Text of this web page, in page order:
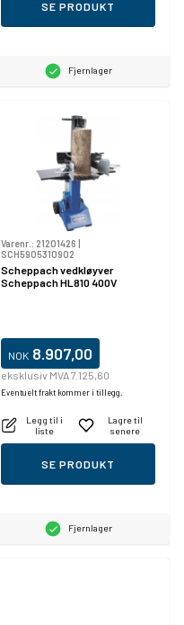
SE PRODUKT
Fjernlager
Varenr.: 21201426
SCH5905310902
Scheppach vedkløyver
Scheppach HL810 400V
NOK 8.907,00
eksklusiv MVA 7.125,60
Eventuelt frakt kommer i tillegg.
Legg til i
liste
Lagre til
senere
SE PRODUKT
Fjernlager